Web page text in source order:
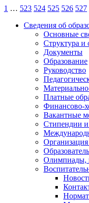
Пагинация
записей
1 … 523 524 525 526 527
Сведения об
Основные
Структура и
Документы
Образование
Руководство
Платные
Финансово-
Вакантные
Стипендии
Организация
Олимпиады,